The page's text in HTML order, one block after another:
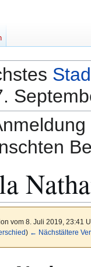
vom 8. Juli 2019, 23:41
) ← Nächstältere